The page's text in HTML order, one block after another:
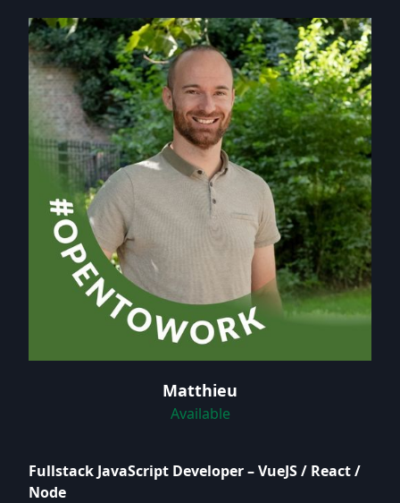
Matthieu
Available
Fullstack JavaScript Developer – VueJS / React /
Node